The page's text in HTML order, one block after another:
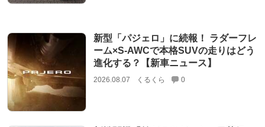
新型「パジェロ」に続報！ ラダーフレ
ーム×S-AWCで本格SUVの走りはどう
進化する？【新車ニュース】
2026.08.07 くるくら 0